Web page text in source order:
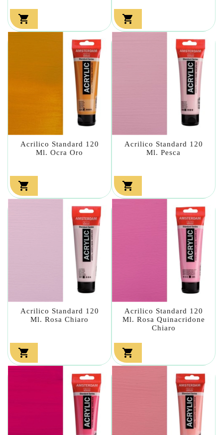
 
Acrilico Standard 120
Ml. Ocra Oro

Acrilico Standard 120
Ml. Pesca

Acrilico Standard 120
Ml. Rosa Chiaro

Acrilico Standard 120
Ml. Rosa Quinacridone
Chiaro
